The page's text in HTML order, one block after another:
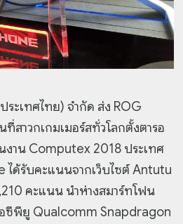
ระเทศไทย) จำกัด ส่ง ROG
สาวกเกมเมอร์สทั่วโลกตั้งตารอ
งาน Computex 2018 ประเทศ
ได้รับคะแนนจากเว็บไซต์ Antutu
คะแนน นำห่างสมาร์ทโฟน
ซีพียู Qualcomm Snapdragon